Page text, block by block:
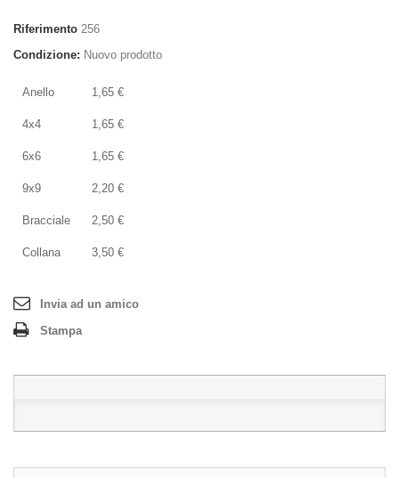
Riferimento 256
Condizione: Nuovo prodotto
Anello 1,65 €
4x4 1,65 €
6x6 1,65 €
9x9 2,20 €
Bracciale 2,50 €
Collana 3,50 €
Invia ad un amico
Stampa